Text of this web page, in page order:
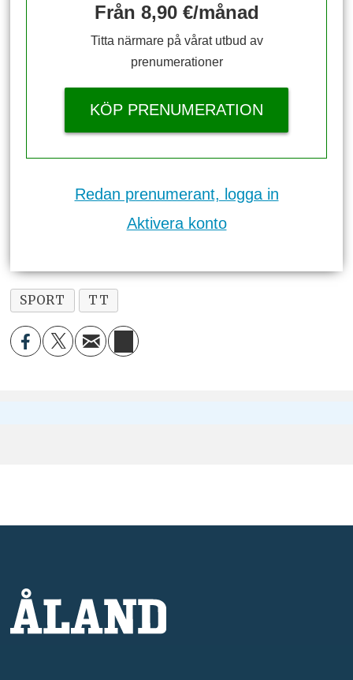
Från 8,90 €/månad
Titta närmare på vårat utbud av
prenumerationer
KÖP PRENUMERATION
Redan prenumerant, logga in
Aktivera konto
SPORT TT